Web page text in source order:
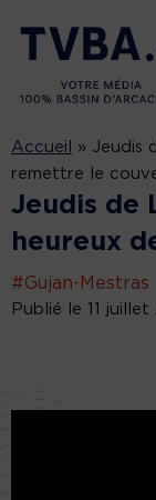
Accueil » Jeudis
remettre le
Jeudis de
heureux
#Gujan-Mestras
Publié le 11